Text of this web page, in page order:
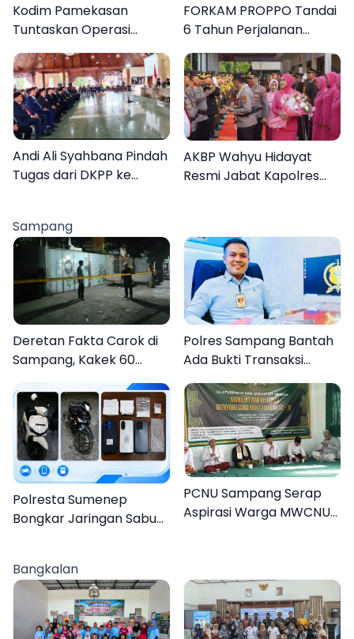
Kodim Pamekasan
Tuntaskan Operasi
Katarak Gratis, 160
Warga Kembali Melihat
Lebih Jelas
FORKAM PROPPO Tandai
6 Tahun Perjalanan
dengan Peluncuran Mars,
Hymne, dan Buku
Organisasi
Andi Ali Syahbana Pindah
Tugas dari DKPP ke
AKBP Wahyu Hidayat
Resmi Jabat Kapolres
Sampang
Deretan Fakta Carok di
Sampang, Kakek 60
Tahun Duel Melawan 2
Pria
Polres Sampang Bantah
Ada Bukti Transaksi
dalam Kasus Rudapaksa
Anak 27 Tersangka
Polresta Sumenep
Bongkar Jaringan Sabu
PCNU Sampang Serap
Aspirasi Warga MWCNU
Bangkalan